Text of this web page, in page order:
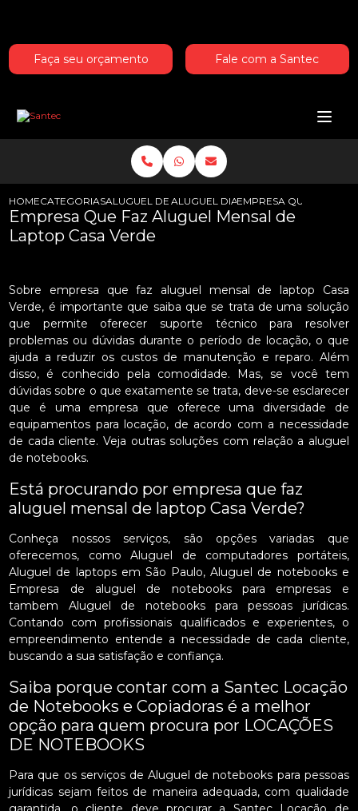
Faça seu orçamento Fale com a Santec
HOMECATEGORIASALUGUEL DE LAPTOPSALUGUEL DIARIO DE LAPTOP
EMPRESA QUE FAZ
Empresa Que Faz Aluguel Mensal de
Laptop Casa Verde
Sobre empresa que faz aluguel mensal de laptop Casa
Verde, é importante que saiba que se trata de uma solução
que permite oferecer suporte técnico para resolver
problemas ou dúvidas durante o período de locação, o que
ajuda a reduzir os custos de manutenção e reparo. Além
disso, é conhecido pela comodidade. Mas, se você tem
dúvidas sobre o que exatamente se trata, deve-se esclarecer
que é uma empresa que oferece uma diversidade de
equipamentos para locação, de acordo com a necessidade
de cada cliente. Veja outras soluções com relação a aluguel
de notebooks.
Está procurando por empresa que faz
aluguel mensal de laptop Casa Verde?
Conheça nossos serviços, são opções variadas que
oferecemos, como Aluguel de computadores portáteis,
Aluguel de laptops em São Paulo, Aluguel de notebooks e
Empresa de aluguel de notebooks para empresas e
tambem Aluguel de notebooks para pessoas jurídicas.
Contando com profissionais qualificados e experientes, o
empreendimento entende a necessidade de cada cliente,
buscando a sua satisfação e confiança.
Saiba porque contar com a Santec Locação
de Notebooks e Copiadoras é a melhor
opção para quem procura por LOCAÇÕES
DE NOTEBOOKS
Para que os serviços de Aluguel de notebooks para pessoas
jurídicas sejam feitos de maneira adequada, com qualidade